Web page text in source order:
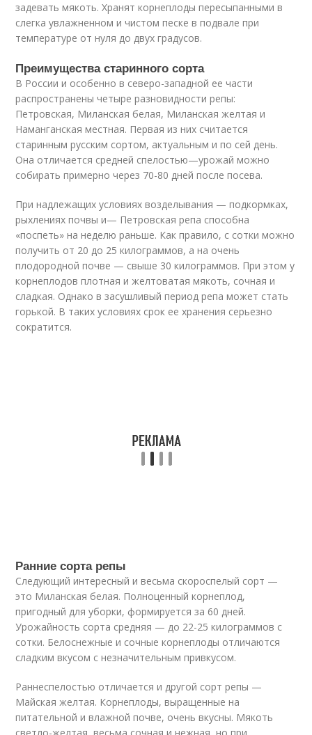
задевать мякоть. Хранят корнеплоды пересыпанными в
слегка увлажненном и чистом песке в подвале при
температуре от нуля до двух градусов.
Преимущества старинного сорта
В России и особенно в северо-западной ее части
распространены четыре разновидности репы:
Петровская, Миланская белая, Миланская желтая и
Наманганская местная. Первая из них считается
старинным русским сортом, актуальным и по сей день.
Она отличается средней спелостью—урожай можно
собирать примерно через 70-80 дней после посева.
При надлежащих условиях возделывания — подкормках,
рыхлениях почвы и— Петровская репа способна
«поспеть» на неделю раньше. Как правило, с сотки можно
получить от 20 до 25 килограммов, а на очень
плодородной почве — свыше 30 килограммов. При этом у
корнеплодов плотная и желтоватая мякоть, сочная и
сладкая. Однако в засушливый период репа может стать
горькой. В таких условиях срок ее хранения серьезно
сократится.
Ранние сорта репы
Следующий интересный и весьма скороспелый сорт —
это Миланская белая. Полноценный корнеплод,
пригодный для уборки, формируется за 60 дней.
Урожайность сорта средняя — до 22-25 килограммов с
сотки. Белоснежные и сочные корнеплоды отличаются
сладким вкусом с незначительным привкусом.
Раннеспелостью отличается и другой сорт репы —
Майская желтая. Корнеплоды, выращенные на
питательной и влажной почве, очень вкусны. Мякоть